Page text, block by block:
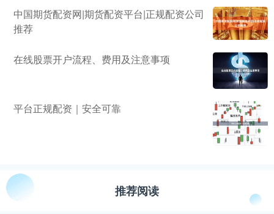
中国期货配资网|期货配资平台|正规配资公司
推荐
在线股票开户流程、费用及注意事项
平台正规配资｜安全可靠
推荐阅读